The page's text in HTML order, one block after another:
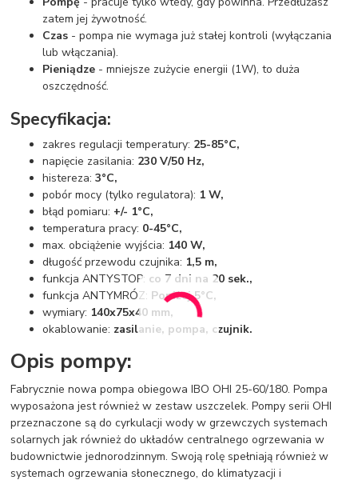
zatem jej żywotność.
Czas - pompa nie wymaga już stałej kontroli (wyłączania
lub włączania).
Pieniądze - mniejsze zużycie energii (1W), to duża
oszczędność.
Specyfikacja:
zakres regulacji temperatury: 25-85°C,
napięcie zasilania: 230 V/50 Hz,
histereza: 3°C,
pobór mocy (tylko regulatora): 1 W,
błąd pomiaru: +/- 1°C,
temperatura pracy: 0-45°C,
max. obciążenie wyjścia: 140 W,
długość przewodu czujnika: 1,5 m,
funkcja ANTYSTOP: co 7 dni na 20 sek.,
funkcja ANTYMRÓZ: Poniżej 5°C,
wymiary: 140x75x40 mm,
okablowanie: zasilanie, pompa, czujnik.
Opis pompy:
Fabrycznie nowa pompa obiegowa IBO OHI 25-60/180. Pompa
wyposażona jest również w zestaw uszczelek. Pompy serii OHI
przeznaczone są do cyrkulacji wody w grzewczych systemach
solarnych jak również do układów centralnego ogrzewania w
budownictwie jednorodzinnym. Swoją rolę spełniają również w
systemach ogrzewania słonecznego, do klimatyzacji i